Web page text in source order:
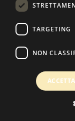
Contatti
TARGETING
NON